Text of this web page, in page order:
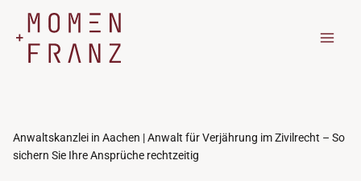
Inhalt
springen
Anwaltskanzlei in Aachen | Anwalt für Verjährung im Zivilrecht – So
sichern Sie Ihre Ansprüche rechtzeitig